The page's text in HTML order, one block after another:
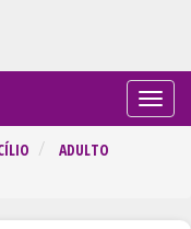
por
ADULTO